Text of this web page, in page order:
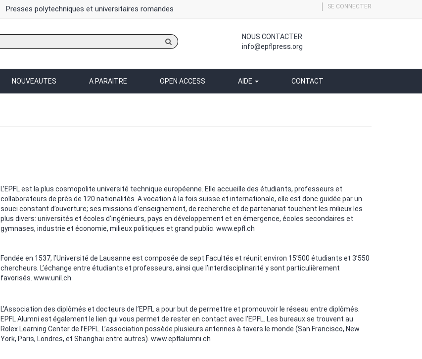
Presses polytechniques et universitaires romandes SE CONNECTER
sur
site
NOUS CONTACTER
info@epflpress.org
NOUVEAUTES A PARAITRE OPEN ACCESS AIDE CONTACT
L’EPFL est la plus cosmopolite université technique européenne. Elle accueille des étudiants, professeurs et
collaborateurs de près de 120 nationalités. A vocation à la fois suisse et internationale, elle est donc guidée par un
souci constant d’ouverture; ses missions d’enseignement, de recherche et de partenariat touchent les milieux les
plus divers: universités et écoles d’ingénieurs, pays en développement et en émergence, écoles secondaires et
gymnases, industrie et économie, milieux politiques et grand public. www.epfl.ch
Fondée en 1537, l’Université de Lausanne est composée de sept Facultés et réunit environ 15’500 étudiants et 3’550
chercheurs. L’échange entre étudiants et professeurs, ainsi que l’interdisciplinarité y sont particulièrement
favorisés. www.unil.ch
L’Association des diplômés et docteurs de l’EPFL a pour but de permettre et promouvoir le réseau entre diplômés.
EPFL Alumni est également le lien qui vous permet de rester en contact avec l’EPFL. Les bureaux se trouvent au
Rolex Learning Center de l’EPFL. L’association possède plusieurs antennes à tavers le monde (San Francisco, New
York, Paris, Londres, et Shanghai entre autres). www.epflalumni.ch